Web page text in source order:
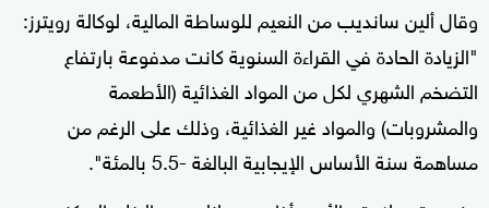
وقال ألين سانديب من النعيم للوساطة المالية، لوكالة رويترز:
"الزيادة الحادة في القراءة السنوية كانت مدفوعة بارتفاع
التضخم الشهري لكل من المواد الغذائية (الأطعمة
والمشروبات) والمواد غير الغذائية، وذلك على الرغم من
مساهمة سنة الأساس الإيجابية البالغة -5.5 بالمئة".